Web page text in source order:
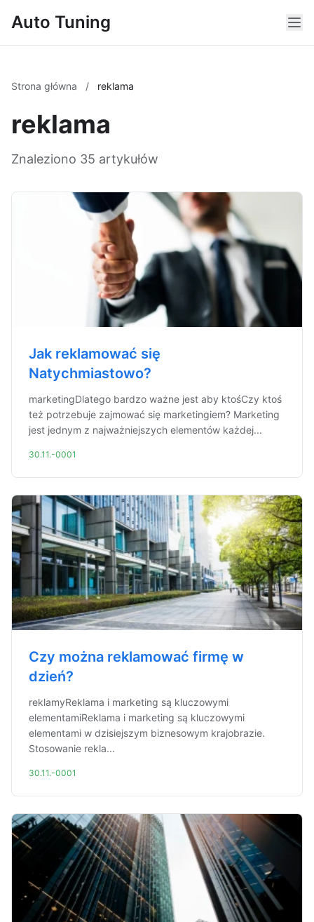
Auto Tuning
Strona główna / reklama
reklama
Znaleziono 35 artykułów
Jak reklamować się
Natychmiastowo?
marketingDlatego bardzo ważne jest aby ktośCzy ktoś
też potrzebuje zajmować się marketingiem? Marketing
jest jednym z najważniejszych elementów każdej...
30.11.-0001
Czy można reklamować firmę w
dzień?
reklamyReklama i marketing są kluczowymi
elementamiReklama i marketing są kluczowymi
elementami w dzisiejszym biznesowym krajobrazie.
Stosowanie rekla...
30.11.-0001